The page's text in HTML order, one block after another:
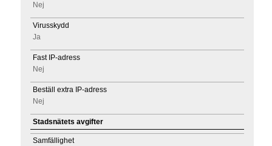
Nej
Virusskydd
Ja
Fast IP-adress
Nej
Beställ extra IP-adress
Nej
Stadsnätets avgifter
Samfällighet